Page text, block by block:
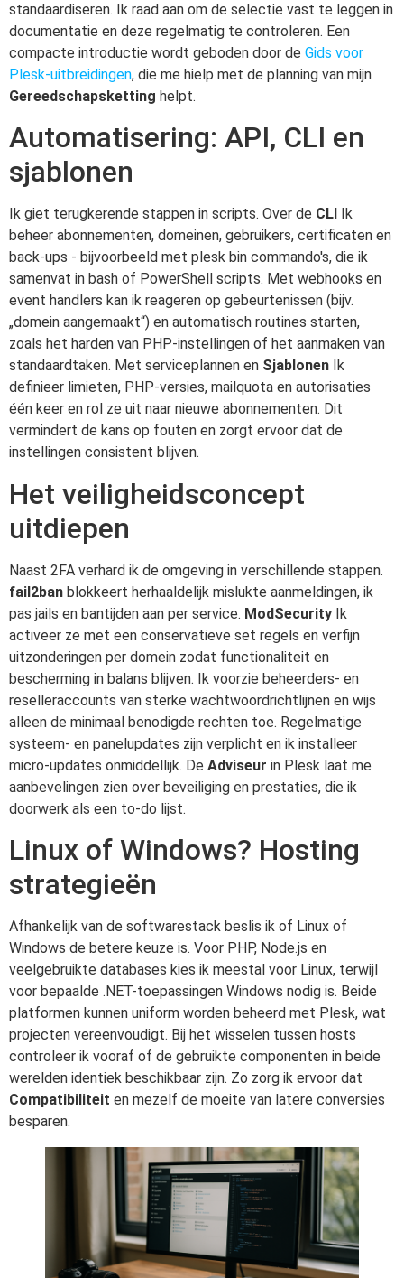
standaardiseren. Ik raad aan om de selectie vast te leggen in
documentatie en deze regelmatig te controleren. Een
compacte introductie wordt geboden door de Gids voor
Plesk-uitbreidingen, die me hielp met de planning van mijn
Gereedschapsketting helpt.
Automatisering: API, CLI en
sjablonen
Ik giet terugkerende stappen in scripts. Over de CLI
Ik
beheer abonnementen, domeinen, gebruikers, certificaten en
back-ups - bijvoorbeeld met plesk bin commando's, die ik
samenvat in bash of PowerShell scripts. Met webhooks en
event handlers kan ik reageren op gebeurtenissen (bijv.
„domein aangemaakt“) en automatisch routines starten,
zoals het harden van PHP-instellingen of het aanmaken van
standaardtaken. Met serviceplannen en Sjablonen Ik
definieer limieten, PHP-versies, mailquota en autorisaties
één keer en rol ze uit naar nieuwe abonnementen. Dit
vermindert de kans op fouten en zorgt ervoor dat de
instellingen consistent blijven.
Het veiligheidsconcept
uitdiepen
Naast 2FA verhard ik de omgeving in verschillende stappen.
fail2ban blokkeert herhaaldelijk mislukte aanmeldingen, ik
pas jails en bantijden aan per service. ModSecurity Ik
activeer ze met een conservatieve set regels en verfijn
uitzonderingen per domein zodat functionaliteit en
bescherming in balans blijven. Ik voorzie beheerders- en
reselleraccounts van sterke wachtwoordrichtlijnen en wijs
alleen de minimaal benodigde rechten toe. Regelmatige
systeem- en panelupdates zijn verplicht en ik installeer
micro-updates onmiddellijk. De Adviseur in Plesk laat me
aanbevelingen zien over beveiliging en prestaties, die ik
doorwerk als een to-do lijst.
Linux of Windows? Hosting
strategieën
Afhankelijk van de softwarestack beslis ik of Linux of
Windows de betere keuze is. Voor PHP, Node.js en
veelgebruikte databases kies ik meestal voor Linux, terwijl
voor bepaalde .NET-toepassingen Windows nodig is. Beide
platformen kunnen uniform worden beheerd met Plesk, wat
projecten vereenvoudigt. Bij het wisselen tussen hosts
controleer ik vooraf of de gebruikte componenten in beide
werelden identiek beschikbaar zijn. Zo zorg ik ervoor dat
Compatibiliteit en mezelf de moeite van latere conversies
besparen.